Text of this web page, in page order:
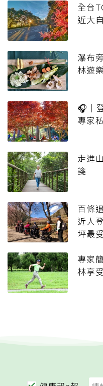
全台
近大
瀑布
林遊
🎧｜
專家
走進山林 簡單易行的
箋
百條
近人
坪最
專家
林享